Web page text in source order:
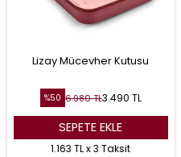
Lizay Mücevher Kutusu
%50 6.980TL3.490 TL
SEPETE EKLE
1.163 TL x 3 Taksit